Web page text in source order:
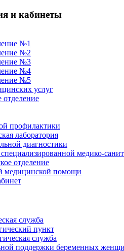
и кабинеты
№1
№2
№3
№4
№5
услуг
отделение
профилактики
лаборатория
диагностики
медико-
отделение
медицинской помощи
служба
пункт
служба
поддержки беременных